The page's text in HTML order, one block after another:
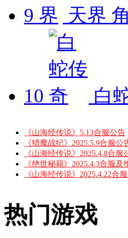
9 天界
10 白
《山海经传说》5.13合服公告
《猎魔战纪》2025.5.9合服公
《山海经传说》2025.4.8合服
《绝世秘籍》2025.4.3合服及
《山海经传说》2025.4.22合
热门游戏